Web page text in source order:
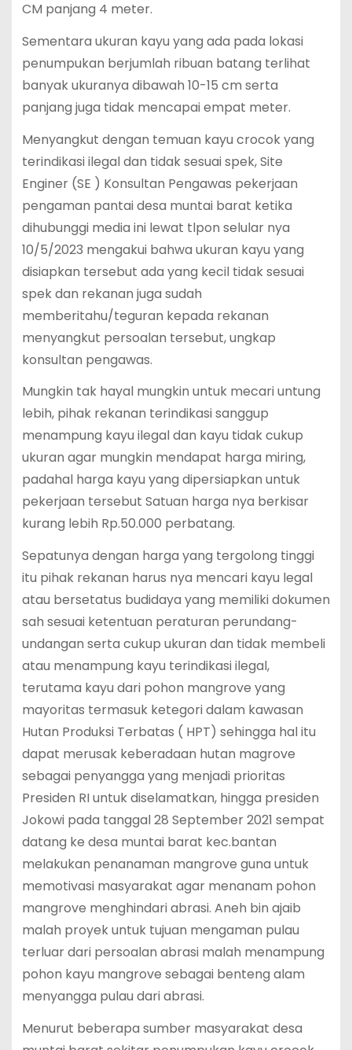
CM panjang 4 meter.
Sementara ukuran kayu yang ada pada lokasi
penumpukan berjumlah ribuan batang terlihat
banyak ukuranya dibawah 10-15 cm serta
panjang juga tidak mencapai empat meter.
Menyangkut dengan temuan kayu crocok yang
terindikasi ilegal dan tidak sesuai spek, Site
Enginer (SE ) Konsultan Pengawas pekerjaan
pengaman pantai desa muntai barat ketika
dihubunggi media ini lewat tlpon selular nya
10/5/2023 mengakui bahwa ukuran kayu yang
disiapkan tersebut ada yang kecil tidak sesuai
spek dan rekanan juga sudah
memberitahu/teguran kepada rekanan
menyangkut persoalan tersebut, ungkap
konsultan pengawas.
Mungkin tak hayal mungkin untuk mecari untung
lebih, pihak rekanan terindikasi sanggup
menampung kayu ilegal dan kayu tidak cukup
ukuran agar mungkin mendapat harga miring,
padahal harga kayu yang dipersiapkan untuk
pekerjaan tersebut Satuan harga nya berkisar
kurang lebih Rp.50.000 perbatang.
Sepatunya dengan harga yang tergolong tinggi
itu pihak rekanan harus nya mencari kayu legal
atau bersetatus budidaya yang memiliki dokumen
sah sesuai ketentuan peraturan perundang-
undangan serta cukup ukuran dan tidak membeli
atau menampung kayu terindikasi ilegal,
terutama kayu dari pohon mangrove yang
mayoritas termasuk ketegori dalam kawasan
Hutan Produksi Terbatas ( HPT) sehingga hal itu
dapat merusak keberadaan hutan magrove
sebagai penyangga yang menjadi prioritas
Presiden RI untuk diselamatkan, hingga presiden
Jokowi pada tanggal 28 September 2021 sempat
datang ke desa muntai barat kec.bantan
melakukan penanaman mangrove guna untuk
memotivasi masyarakat agar menanam pohon
mangrove menghindari abrasi. Aneh bin ajaib
malah proyek untuk tujuan mengaman pulau
terluar dari persoalan abrasi malah menampung
pohon kayu mangrove sebagai benteng alam
menyangga pulau dari abrasi.
Menurut beberapa sumber masyarakat desa